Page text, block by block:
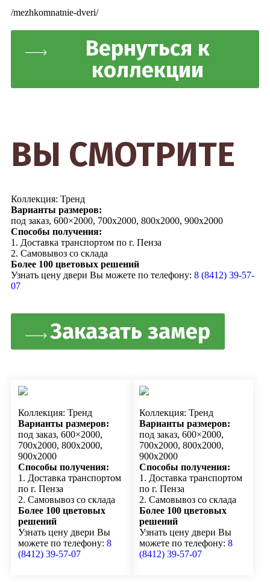
/mezhkomnatnie-dveri/
Вернуться к
коллекции
ВЫ СМОТРИТЕ
Коллекция: Тренд
Варианты размеров:
под заказ, 600×2000, 700х2000, 800х2000, 900х2000
Способы получения:
1. Доставка транспортом по г. Пенза
2. Самовывоз со склада
Более 100 цветовых решений
Узнать цену двери Вы можете по телефону: 8 (8412) 39-57-
07
Заказать замер
Коллекция: Тренд
Варианты размеров:
под заказ, 600×2000,
700х2000, 800х2000,
900х2000
Способы получения:
1. Доставка транспортом
по г. Пенза
2. Самовывоз со склада
Более 100 цветовых
решений
Узнать цену двери Вы
можете по телефону: 8
(8412) 39-57-07
Коллекция: Тренд
Варианты размеров:
под заказ, 600×2000,
700х2000, 800х2000,
900х2000
Способы получения:
1. Доставка транспортом
по г. Пенза
2. Самовывоз со склада
Более 100 цветовых
решений
Узнать цену двери Вы
можете по телефону: 8
(8412) 39-57-07